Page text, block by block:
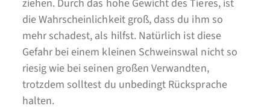
ziehen. Durch das hohe Gewicht des Tieres, ist
die Wahrscheinlichkeit groß, dass du ihm so
mehr schadest, als hilfst. Natürlich ist diese
Gefahr bei einem kleinen Schweinswal nicht so
riesig wie bei seinen großen Verwandten,
trotzdem solltest du unbedingt Rücksprache
halten.